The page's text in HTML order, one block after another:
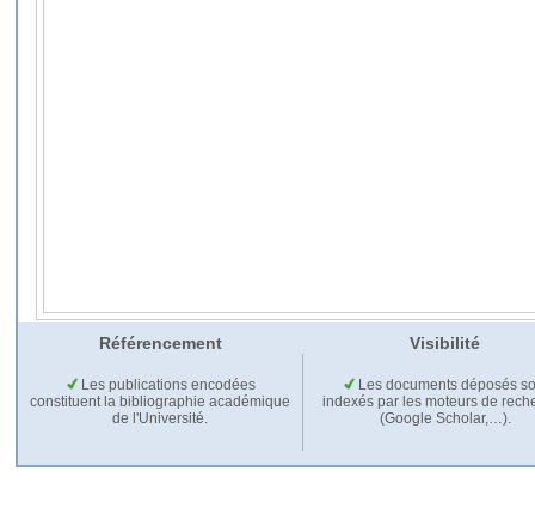
Référencement Visibilité
Les publications encodées
constituent la bibliographie académique
de l'Université.
Les documents déposés
indexés par les moteurs de
(Google Scholar,…).